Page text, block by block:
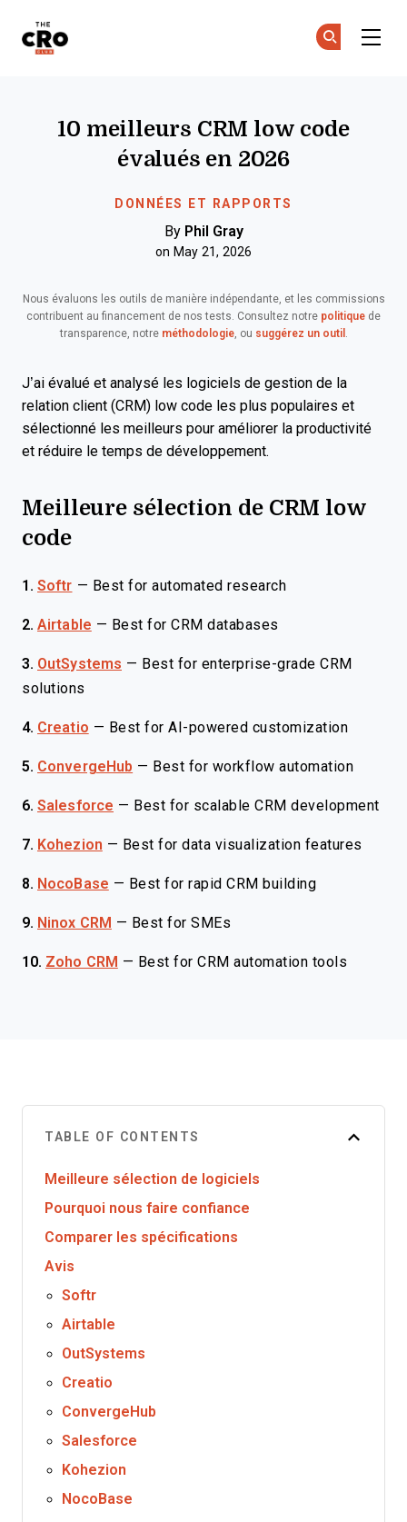
DONNÉES ET RAPPORTS
10 meilleurs CRM low code
évalués en 2026
By Phil Gray
on May 21, 2026
Nous évaluons les outils de manière indépendante, et les commissions
contribuent au financement de nos tests. Consultez notre politique de
transparence, notre méthodologie, ou suggérez un outil .
J’ai évalué et analysé les logiciels de gestion de la
relation client (CRM) low code les plus populaires et
sélectionné les meilleurs pour améliorer la productivité
et réduire le temps de développement.
Meilleure sélection de CRM low
code
1. Softr — Best for automated research
2. Airtable — Best for CRM databases
3. OutSystems — Best for enterprise-grade CRM
solutions
4. Creatio — Best for AI-powered customization
5. ConvergeHub — Best for workflow automation
6. Salesforce — Best for scalable CRM development
7. Kohezion — Best for data visualization features
8. NocoBase — Best for rapid CRM building
9. Ninox CRM — Best for SMEs
10. Zoho CRM — Best for CRM automation tools
TABLE OF CONTENTS
Meilleure sélection de logiciels
Pourquoi nous faire confiance
Comparer les spécifications
Avis
Softr
Airtable
OutSystems
Creatio
ConvergeHub
Salesforce
Kohezion
NocoBase